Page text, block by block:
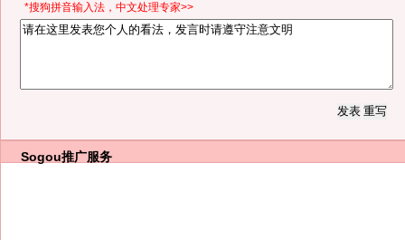
*搜狗拼音输入法，中文处理专家>>
Sogou推广服务